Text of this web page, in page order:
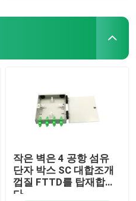
작은 벽은 4 공항 섬유
단자 박스 SC 대합조개
껍질 FTTD를 탑재합니
다